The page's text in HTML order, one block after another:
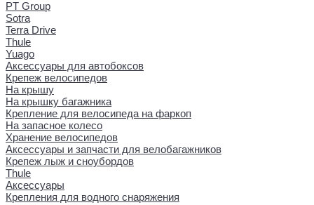
PT Group
Sotra
Terra Drive
Thule
Yuago
Аксессуары для автобоксов
Крепеж велосипедов
На крышу
На крышку багажника
Крепление для велосипеда на фаркоп
На запасное колесо
Хранение велосипедов
Аксессуары и запчасти для велобагажников
Крепеж лыж и сноубордов
Thule
Аксессуары
Крепления для водного снаряжения